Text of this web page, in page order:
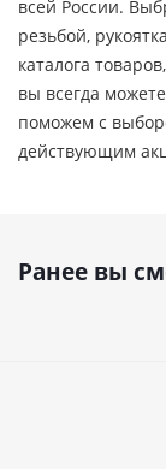
всей России.
резьбой,
каталога
вы всегда
поможем с
действующим
Ранее вы